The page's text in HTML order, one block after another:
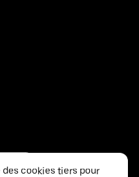
cookies tiers pour